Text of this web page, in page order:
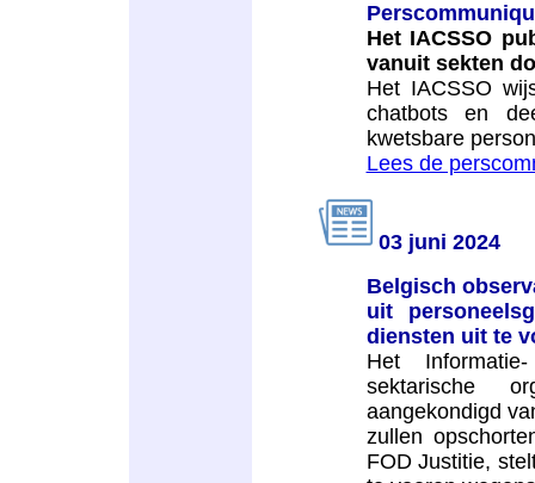
Het IACSSO
vanuit sekten
Het IACSSO
chatbots en
kwetsbare
Lees de
03 juni 2024
Belgisch
uit
diensten uit te
Het
sektarische
aangekondigd
zullen
FOD Justitie,